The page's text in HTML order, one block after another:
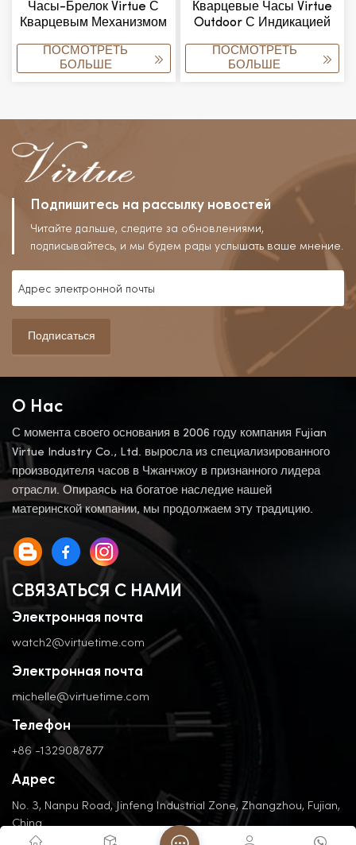
Часы-Брелок Virtue С
Кварцевым Механизмом
Управления,
Водонепроницаемость
Слепых,
Тренде.
ПОСМОТРЕТЬ
БОЛЬШЕ
Кварцевые Часы Virtue
Outdoor С Индикацией
Кодовым Замком И
Креативной
ПОСМОТРЕТЬ
БОЛЬШЕ
Подпишитесь на рассылку новостей
Читайте дальше, следите за обновлениями,
подписывайтесь, и мы будем рады услышать ваше мнение.
Подписаться
О Нас
С момента своего основания в 2006 году компания Fujian
Virtue Industry Co., Ltd. выросла из специализированного
производителя часов в Чжанчжоу в признанного лидера
отрасли. Опираясь на богатое наследие нашей
материнской компании, мы продолжаем эту традицию.
СВЯЗАТЬСЯ С НАМИ
Электронная почта
watch2@virtuetime.com
Электронная почта
michelle@virtuetime.com
Телефон
+86 -1329087877
Адрес
No. 3, Nanpu Road, Jinfeng Industrial Zone, Zhangzhou, Fujian,
China